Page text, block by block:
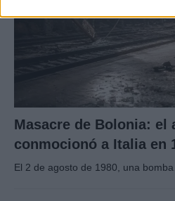
Masacre de Bolonia: el
conmocionó a Italia en
El 2 de agosto de 1980, una